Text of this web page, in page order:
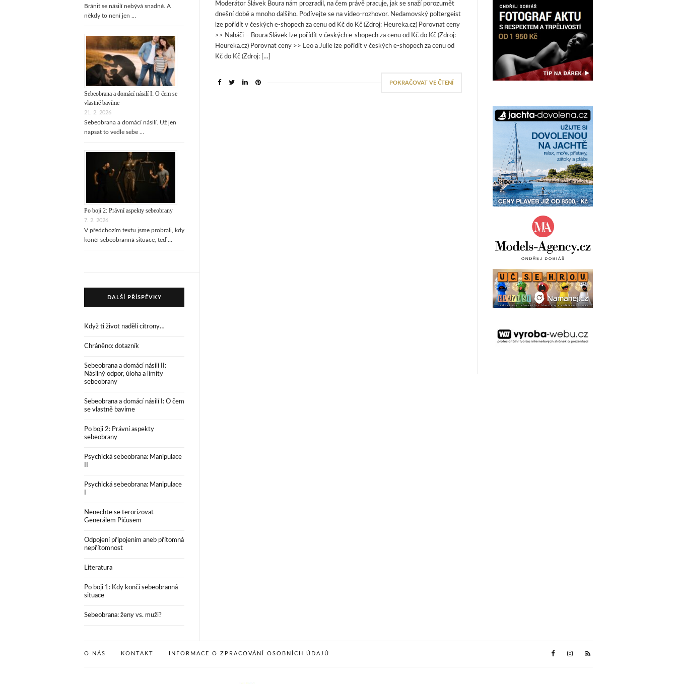
Moderátor Slávek Boura nám prozradil, na čem právě pracuje, jak se snaží porozumět
dnešní době a mnoho dalšího. Podívejte se na video-rozhovor. Nedamovský poltergeist
lze pořídít v českých e-shopech za cenu od Kč do Kč (Zdroj: Heureka.cz) Porovnat ceny
>> Naháči – Boura Slávek lze pořídít v českých e-shopech za cenu od Kč do Kč (Zdroj:
Heureka.cz) Porovnat ceny >> Leo a Julie lze pořídít v českých e-shopech za cenu od
Kč do Kč (Zdroj: […]
POKRAČOVAT VE ČTENÍ
Bránit se násilí nebývá snadné. A
někdy to není jen …
Sebeobrana a domácí násilí I: O čem se
vlastně bavíme
21. 2. 2026
Sebeobrana a domácí násilí. Už jen
napsat to vedle sebe …
Po boji 2: Právní aspekty sebeobrany
7. 2. 2026
V předchozím textu jsme probrali, kdy
končí sebeobranná situace, teď …
DALŠÍ PŘÍSPĚVKY
Když ti život nadělí citrony…
Chráněno: dotazník
Sebeobrana a domácí násilí II:
Násilný odpor, úloha a limity
sebeobrany
Sebeobrana a domácí násilí I: O čem
se vlastně bavíme
Po boji 2: Právní aspekty
sebeobrany
Psychická sebeobrana: Manipulace
Psychická sebeobrana: Manipulace
Nenechte se terorizovat
Generálem Pičusem
Odpojení připojením aneb přítomná
nepřítomnost
Literatura
Po boji 1: Kdy končí sebeobranná
situace
Sebeobrana: ženy vs. muži?
O NÁS KONTAKT INFORMACE O ZPRACOVÁNÍ OSOBNÍCH ÚDAJŮ